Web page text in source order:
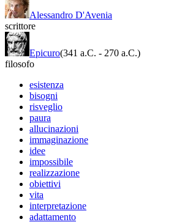
Alessandro D'Avenia
scrittore
Epicuro(341 a.C. - 270 a.C.)
filosofo
esistenza
bisogni
risveglio
paura
allucinazioni
immaginazione
idee
impossibile
realizzazione
obiettivi
vita
interpretazione
adattamento